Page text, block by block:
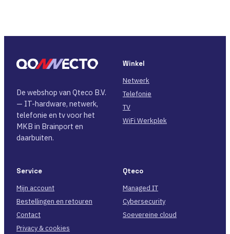
De webshop van Qteco B.V.
— IT-hardware, netwerk,
telefonie en tv voor het
MKB in Brainport en
daarbuiten.
Winkel
Netwerk
Telefonie
TV
WiFi Werkplek
Service
Mijn account
Bestellingen en retouren
Contact
Privacy & cookies
Qteco
Managed IT
Cybersecurity
Soevereine cloud